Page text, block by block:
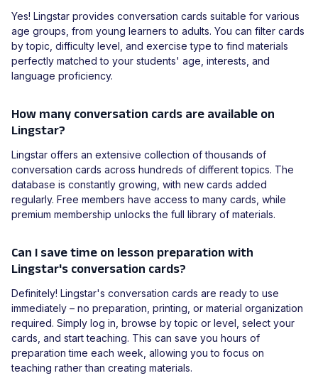
Yes! Lingstar provides conversation cards suitable for various
age groups, from young learners to adults. You can filter cards
by topic, difficulty level, and exercise type to find materials
perfectly matched to your students' age, interests, and
language proficiency.
How many conversation cards are available on
Lingstar?
Lingstar offers an extensive collection of thousands of
conversation cards across hundreds of different topics. The
database is constantly growing, with new cards added
regularly. Free members have access to many cards, while
premium membership unlocks the full library of materials.
Can I save time on lesson preparation with
Lingstar's conversation cards?
Definitely! Lingstar's conversation cards are ready to use
immediately – no preparation, printing, or material organization
required. Simply log in, browse by topic or level, select your
cards, and start teaching. This can save you hours of
preparation time each week, allowing you to focus on
teaching rather than creating materials.